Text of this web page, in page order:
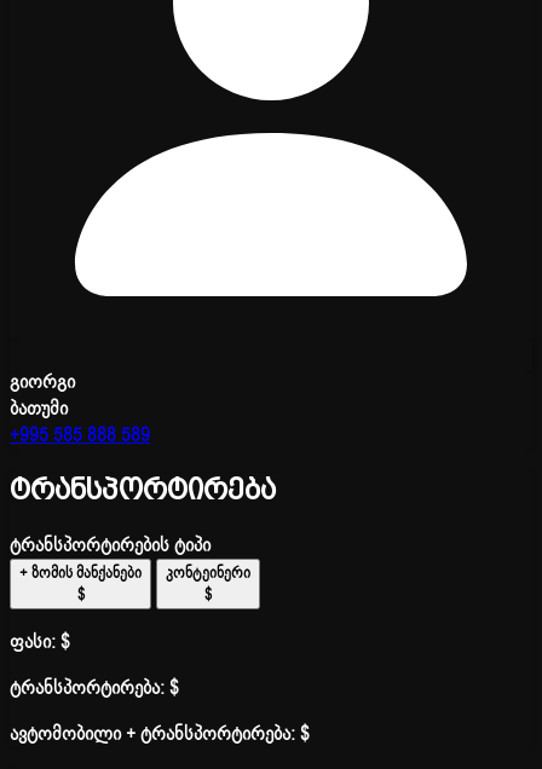
გიორგი
ბათუმი
+995 585 888 589
ტრანსპორტირება
ტრანსპორტირების ტიპი
+ ზომის მანქანები
$
კონტეინერი
$
ფასი:$
ტრანსპორტირება:$
ავტომობილი + ტრანსპორტირება:$